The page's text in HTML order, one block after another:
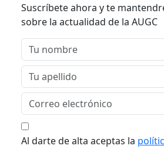
Suscríbete ahora y te
sobre la actualidad de la AUGC
Al darte de alta aceptas la